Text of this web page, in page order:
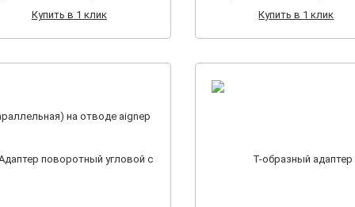
Купить в 1 клик Купить в 1 клик